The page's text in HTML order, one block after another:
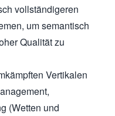
vollständigeren
um semantisch
Qualität zu
Vertikalen
(Wetten und